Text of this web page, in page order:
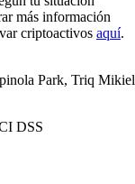
más información
criptoactivos aquí.
Park, Triq Mikiel